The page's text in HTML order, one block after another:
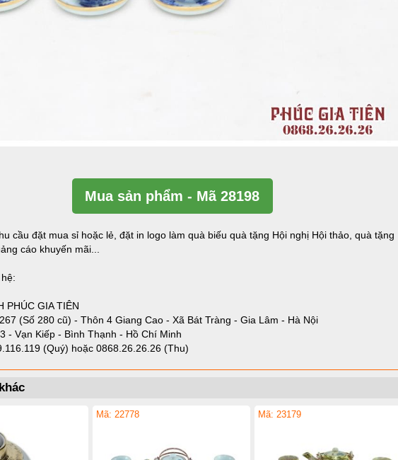
Mua sản phẩm - Mã 28198
cầu đặt mua sỉ hoặc lẻ, đặt in logo làm quà biếu quà tặng Hội nghị Hội thảo, quà tặng
cáo khuyến mãi...
PHÚC GIA TIÊN
(Số 280 cũ) - Thôn 4 Giang Cao - Xã Bát Tràng - Gia Lâm - Hà Nội
- Vạn Kiếp - Bình Thạnh - Hồ Chí Minh
(Quý) hoặc 0868.26.26.26 (Thu)
Mã: 22778 Mã: 23179